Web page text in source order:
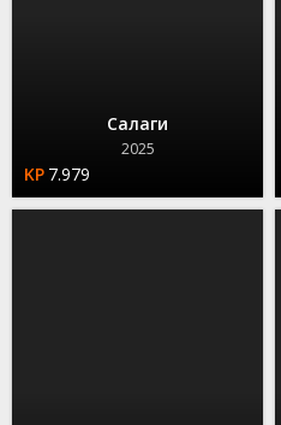
Салаги
2025
7.979